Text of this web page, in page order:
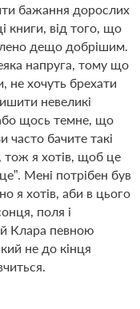
бажання дорослих
книги, від того, що
дещо добрішим.
напруга, тому що
не хочуть брехати
невеликі
щось темне, що
часто бачите такі
тож я хотів, щоб це
Мені потрібен був
я хотів, аби в цього
поля і
й Клара певною
не до кінця